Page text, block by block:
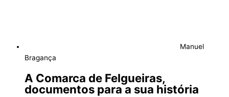
Manuel
Bragança
A Comarca de Felgueiras,
documentos para a sua história